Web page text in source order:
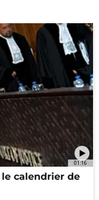
01:16
calendrier de